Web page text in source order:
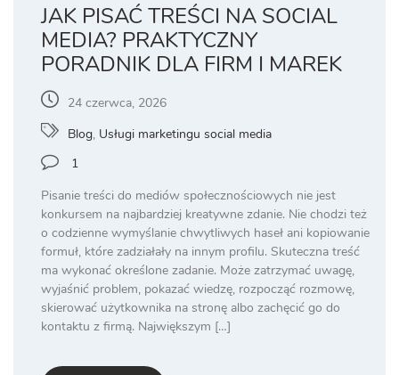
JAK PISAĆ TREŚCI NA SOCIAL
MEDIA? PRAKTYCZNY
PORADNIK DLA FIRM I MAREK
24 czerwca, 2026
Blog, Usługi marketingu social media
1
Pisanie treści do mediów społecznościowych nie jest
konkursem na najbardziej kreatywne zdanie. Nie chodzi też
o codzienne wymyślanie chwytliwych haseł ani kopiowanie
formuł, które zadziałały na innym profilu. Skuteczna treść
ma wykonać określone zadanie. Może zatrzymać uwagę,
wyjaśnić problem, pokazać wiedzę, rozpocząć rozmowę,
skierować użytkownika na stronę albo zachęcić go do
kontaktu z firmą. Największym […]